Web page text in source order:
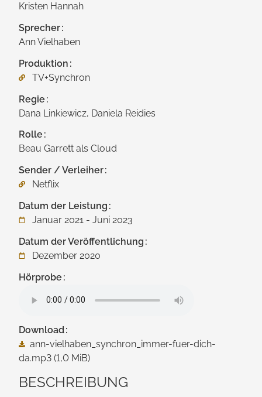
Kristen Hannah
Sprecher
Ann Vielhaben
Produktion
TV+Synchron
Regie
Dana Linkiewicz, Daniela Reidies
Rolle
Beau Garrett als Cloud
Sender / Verleiher
Netflix
Datum der Leistung
Januar 2021 - Juni 2023
Datum der Veröffentlichung
Dezember 2020
Hörprobe
Download
ann-vielhaben_synchron_immer-fuer-dich-
da.mp3 (1,0 MiB)
BESCHREIBUNG